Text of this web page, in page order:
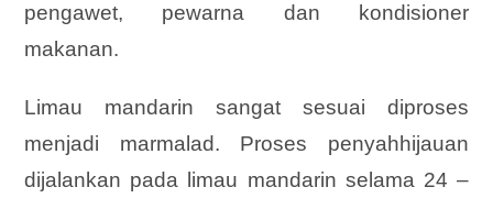
pengawet, pewarna dan kondisioner
makanan.
Limau mandarin sangat sesuai diproses
menjadi marmalad. Proses penyahhijauan
dijalankan pada limau mandarin selama 24 –